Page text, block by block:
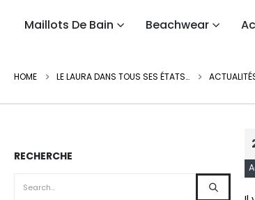
Maillots De Bain Beachwear
HOME LE LAURA DANS TOUS SES ÉTATS…
RECHERCHE